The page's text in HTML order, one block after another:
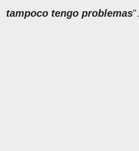
tampoco tengo problemas".